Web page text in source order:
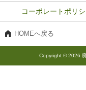
コーポレートポリ
HOMEへ戻る
Copyright © 2026